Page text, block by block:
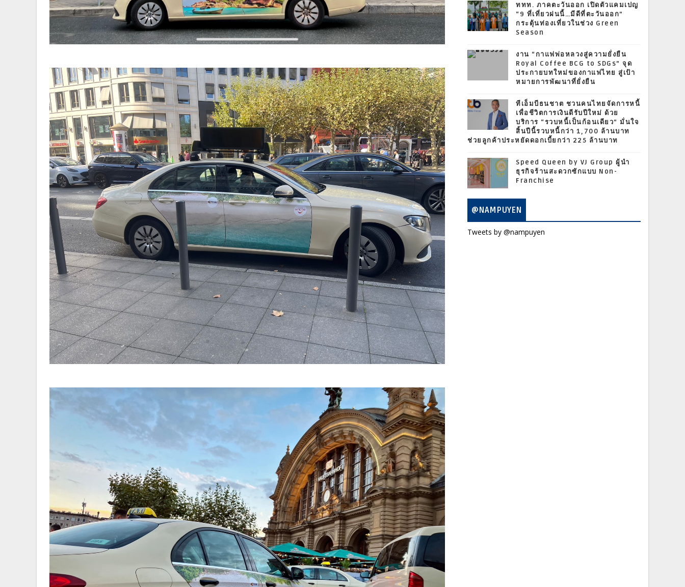
ททท. ภาคตะวันออก เปิดตัวแคมเปญ
“9 ที่เที่ยวฝนนี้…มีดีที่ตะวันออก”
กระตุ้นท่องเที่ยวในช่วง Green
Season
งาน “กาแฟพ่อหลวงสู่ความยั่งยืน
Royal Coffee BCG to SDGs” จุด
ประกายบทใหม่ของกาแฟไทย สู่เป้า
หมายการพัฒนาที่ยั่งยืน
ทีเอ็มบีธนชาต ชวนคนไทยจัดการหนี้
เพื่อชีวิตการเงินดีรับปีใหม่ ด้วย
บริการ “รวบหนี้เป็นก้อนเดียว” มั่นใจ
สิ้นปีนี้รวบหนี้กว่า 1,700 ล้านบาท
ช่วยลูกค้าประหยัดดอกเบี้ยกว่า 225 ล้านบาท
Speed Queen by VJ Group ผู้นำ
ธุรกิจร้านสะดวกซักแบบ Non-
Franchise
@NAMPUYEN
Tweets by @nampuyen